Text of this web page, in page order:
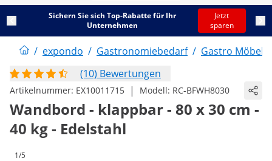
Sichern Sie sich Top-Rabatte für Ihr
Unternehmen
Jetzt
sparen
/ expondo / Gastronomiebedarf / Gastro Möbel
(10) Bewertungen
Artikelnummer: EX10011715 | Modell: RC-BFWH8030
Wandbord - klappbar - 80 x 30 cm -
40 kg - Edelstahl
1/5